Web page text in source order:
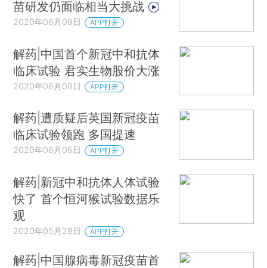
苗研发仍面临相当大挑战
2020年06月09日 APP打开
解药|中国首个新冠中和抗体
临床试验 君实生物股价大涨
2020年06月08日 APP打开
解药|遭质疑后英国新冠疫苗
临床试验领跑 多国提速
2020年06月05日 APP打开
解药|新冠中和抗体人体试验
快了 首个恒河猴试验数据乐
观
2020年05月28日 APP打开
解药|中国腺病毒新冠疫苗首